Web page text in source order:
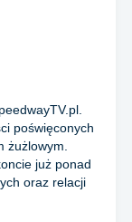
poświęconych
żużlowym.
już ponad
oraz relacji